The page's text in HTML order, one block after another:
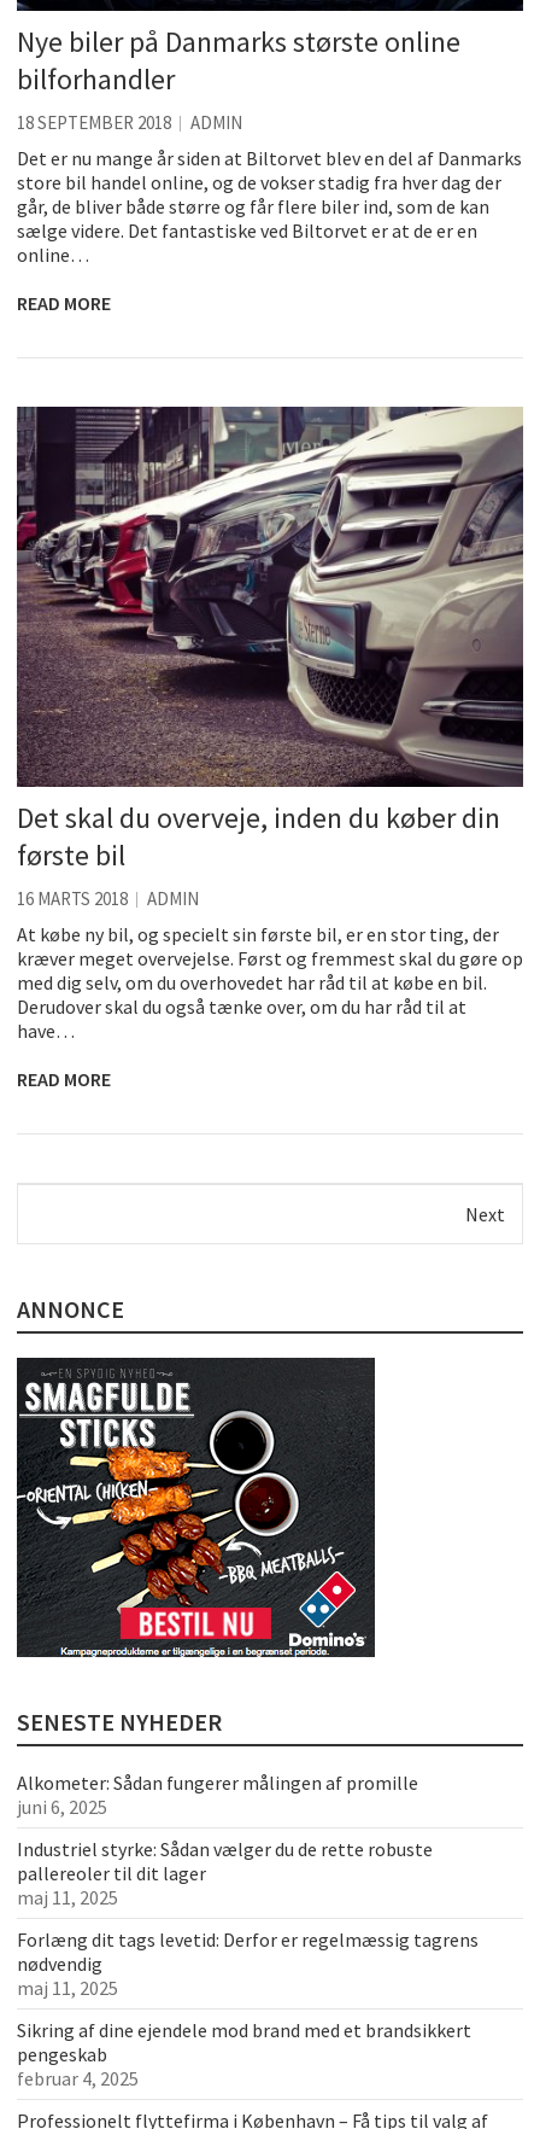
Nye biler på Danmarks største online
bilforhandler
18 SEPTEMBER 2018 ADMIN
Det er nu mange år siden at Biltorvet blev en del af Danmarks
store bil handel online, og de vokser stadig fra hver dag der
går, de bliver både større og får flere biler ind, som de kan
sælge videre. Det fantastiske ved Biltorvet er at de er en
online…
READ MORE
Det skal du overveje, inden du køber din
første bil
16 MARTS 2018 ADMIN
At købe ny bil, og specielt sin første bil, er en stor ting, der
kræver meget overvejelse. Først og fremmest skal du gøre op
med dig selv, om du overhovedet har råd til at købe en bil.
Derudover skal du også tænke over, om du har råd til at
have…
READ MORE
Next
ANNONCE
SENESTE NYHEDER
Alkometer: Sådan fungerer målingen af promille
juni 6, 2025
Industriel styrke: Sådan vælger du de rette robuste
pallereoler til dit lager
maj 11, 2025
Forlæng dit tags levetid: Derfor er regelmæssig tagrens
nødvendig
maj 11, 2025
Sikring af dine ejendele mod brand med et brandsikkert
pengeskab
februar 4, 2025
Professionelt flyttefirma i København – Få tips til valg af